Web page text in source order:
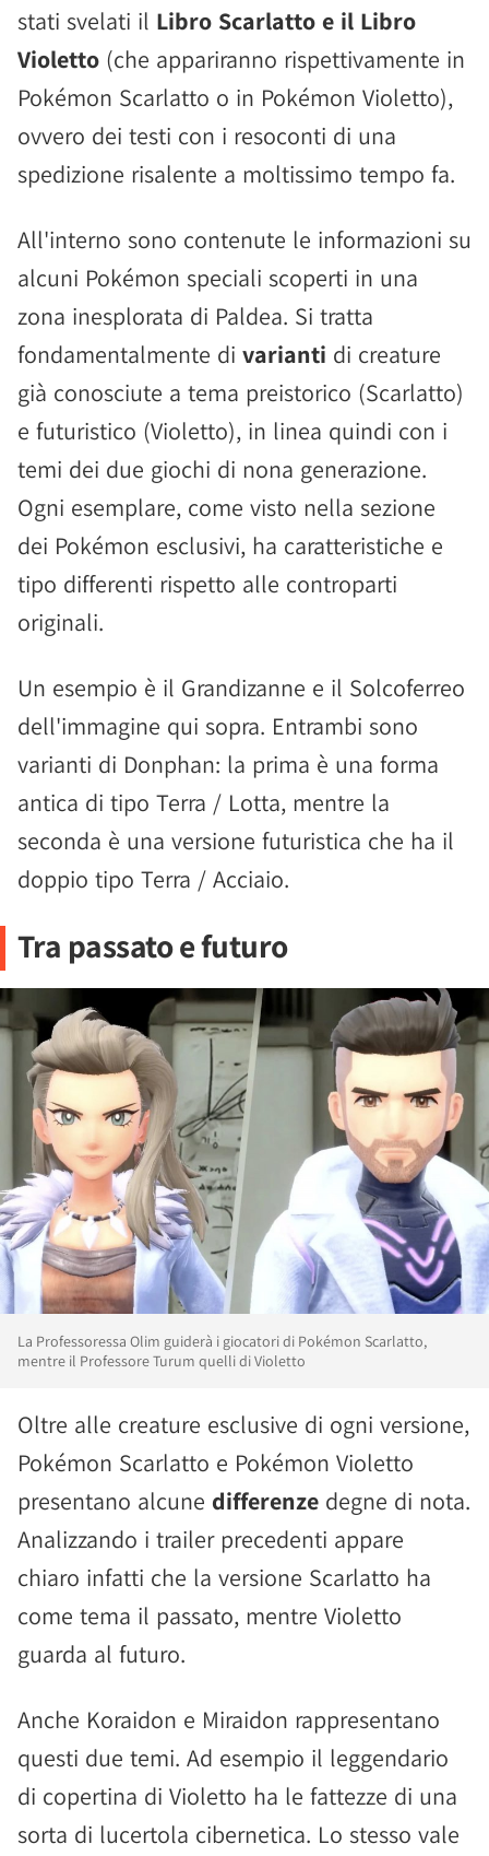
stati svelati il Libro Scarlatto e il Libro
Violetto (che appariranno rispettivamente in
Pokémon Scarlatto o in Pokémon Violetto),
ovvero dei testi con i resoconti di una
spedizione risalente a moltissimo tempo fa.
All'interno sono contenute le informazioni su
alcuni Pokémon speciali scoperti in una
zona inesplorata di Paldea. Si tratta
fondamentalmente di varianti di creature
già conosciute a tema preistorico (Scarlatto)
e futuristico (Violetto), in linea quindi con i
temi dei due giochi di nona generazione.
Ogni esemplare, come visto nella sezione
dei Pokémon esclusivi, ha caratteristiche e
tipo differenti rispetto alle controparti
originali.
Un esempio è il Grandizanne e il Solcoferreo
dell'immagine qui sopra. Entrambi sono
varianti di Donphan: la prima è una forma
antica di tipo Terra / Lotta, mentre la
seconda è una versione futuristica che ha il
doppio tipo Terra / Acciaio.
Tra passato e futuro
La Professoressa Olim guiderà i giocatori di Pokémon Scarlatto,
mentre il Professore Turum quelli di Violetto
Oltre alle creature esclusive di ogni versione,
Pokémon Scarlatto e Pokémon Violetto
presentano alcune differenze degne di nota.
Analizzando i trailer precedenti appare
chiaro infatti che la versione Scarlatto ha
come tema il passato, mentre Violetto
guarda al futuro.
Anche Koraidon e Miraidon rappresentano
questi due temi. Ad esempio il leggendario
di copertina di Violetto ha le fattezze di una
sorta di lucertola cibernetica. Lo stesso vale